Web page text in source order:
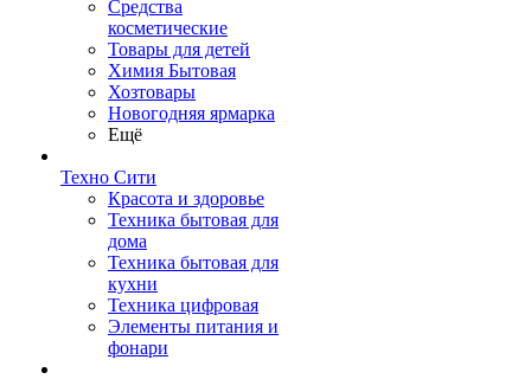
Средства
косметические
Товары для детей
Химия Бытовая
Хозтовары
Новогодняя ярмарка
Ещё
Техно Сити
Красота и здоровье
Техника бытовая для
дома
Техника бытовая для
кухни
Техника цифровая
Элементы питания и
фонари